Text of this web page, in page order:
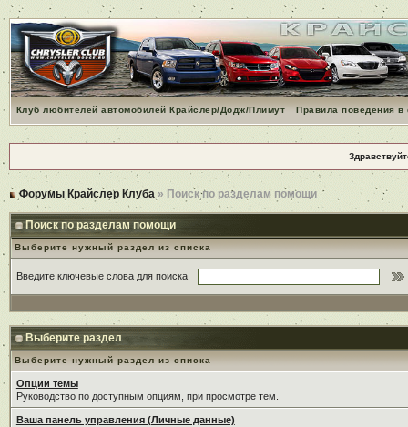
Клуб любителей автомобилей Крайслер/Додж/Плимут Правила поведения
Форумы Крайслер Клуба » Поиск по разделам помощи
Поиск по разделам помощи
Выберите нужный раздел из списка
Введите ключевые слова для поиска
Выберите раздел
Выберите нужный раздел из списка
Опции темы
Руководство по доступным опциям, при просмотре тем.
Ваша панель управления (Личные данные)